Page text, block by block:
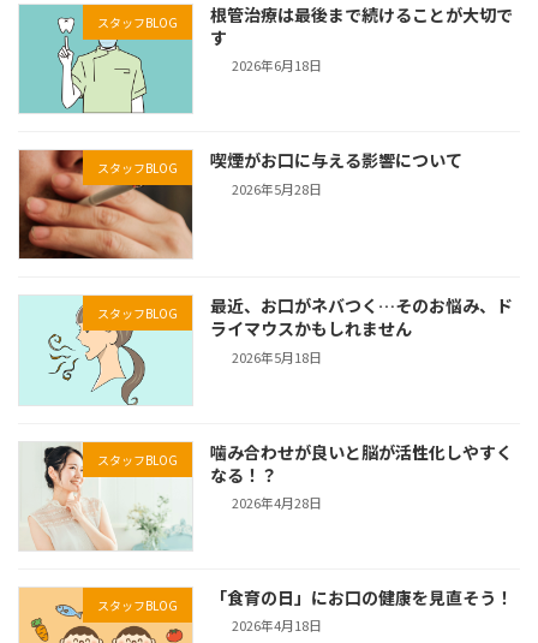
スタッフBLOG
根管治療は最後まで続けることが大切で
す
2026年6月18日
スタッフBLOG 喫煙がお口に与える影響について
2026年5月28日
スタッフBLOG
最近、お口がネバつく…そのお悩み、ド
ライマウスかもしれません
2026年5月18日
スタッフBLOG
噛み合わせが良いと脳が活性化しやすく
なる！？
2026年4月28日
スタッフBLOG 「食育の日」にお口の健康を見直そう！
2026年4月18日